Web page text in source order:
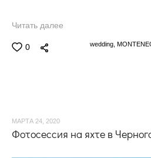
Читать далее
0 wedding,
МАРТА 24, 2020
Фотосессия на яхте в